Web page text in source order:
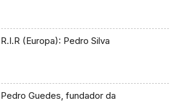
R.I.R (Europa): Pedro Silva
Pedro Guedes, fundador da